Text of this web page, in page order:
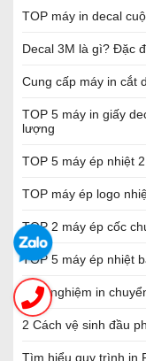
TOP máy in decal
Decal 3M là gì? Đặc
Cung cấp máy in cắt
TOP 5 máy in giấy
lượng
TOP 5 máy ép nhiệt
TOP máy ép logo
TOP 2 máy ép cốc
TOP 5 máy ép nhiệt
Kinh nghiệm in
2 Cách vệ sinh đầu
Tìm hiểu quy trình in